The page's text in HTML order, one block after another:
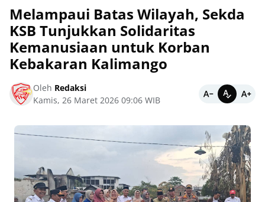
Melampaui Batas Wilayah, Sekda
KSB Tunjukkan Solidaritas
Kemanusiaan untuk Korban
Kebakaran Kalimango
Oleh Redaksi
Kamis, 26 Maret 2026 09:06 WIB